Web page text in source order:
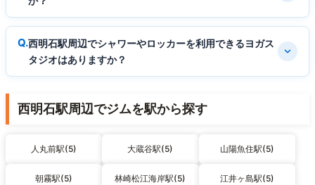
西明石駅周辺でシャワーやロッカーを利用できるヨガス
タジオはありますか？
西明石駅周辺でジムを駅から探す
人丸前駅(5) 大蔵谷駅(5) 山陽魚住駅(5)
朝霧駅(5) 林崎松江海岸駅(5) 江井ヶ島駅(5)